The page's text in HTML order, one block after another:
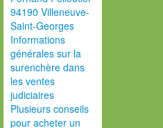
94190 Villeneuve-
Saint-Georges
Informations
générales sur la
surenchère dans
les ventes
judiciaires
Plusieurs conseils
pour acheter un